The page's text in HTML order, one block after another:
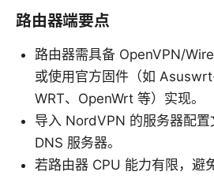
路由器端要点
路由器需具备 OpenVPN/
或使用官方固件（如
WRT、OpenWrt 等）实现。
导入 NordVPN 的服务器配置
DNS 服务器。
若路由器 CPU 能力有限，避